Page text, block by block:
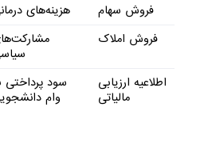
هزینه‌های
فروش سهام
فروش املاک
سود پرداختی
وام
اطلاعیه ارزیابی
مالیاتی